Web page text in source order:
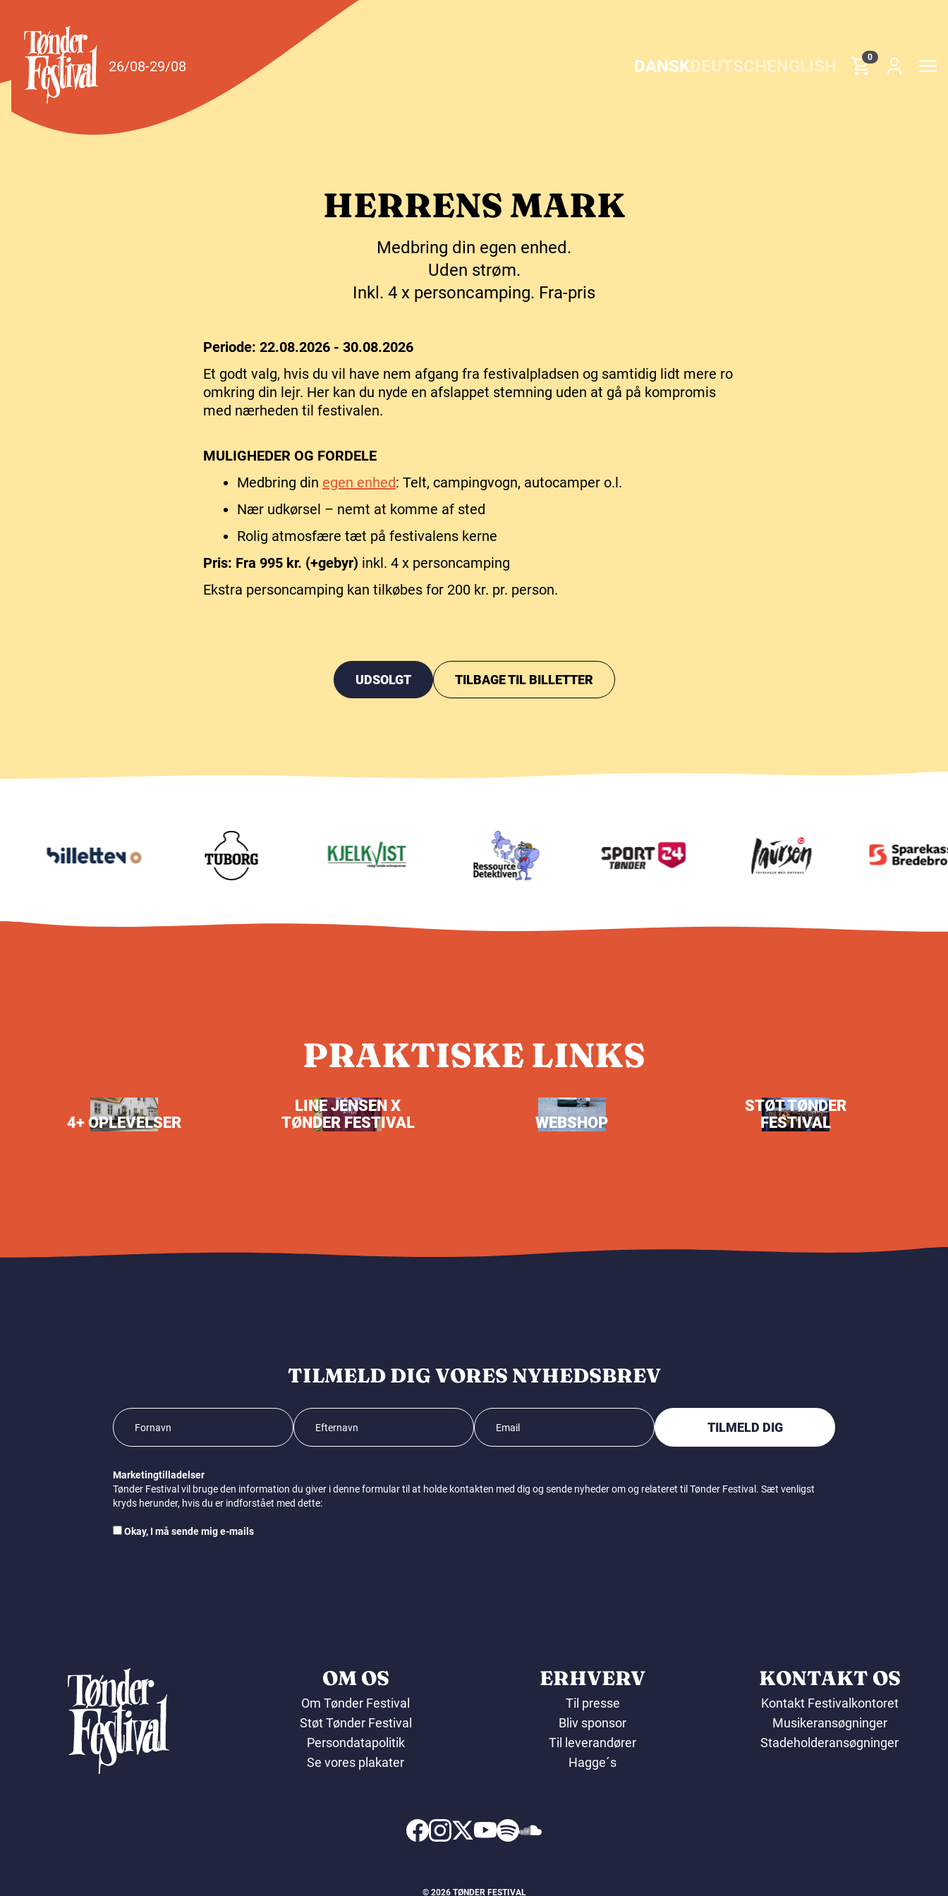
26/08-29/08 DANSKDEUTSCHENGLISH 0
HERRENS MARK
Medbring din egen enhed.
Uden strøm.
Inkl. 4 x personcamping. Fra-pris
Periode: 22.08.2026 - 30.08.2026
Et godt valg, hvis du vil have nem afgang fra festivalpladsen og samtidig lidt mere ro
omkring din lejr. Her kan du nyde en afslappet stemning uden at gå på kompromis
med nærheden til festivalen.
MULIGHEDER OG FORDELE
Medbring din egen enhed: Telt, campingvogn, autocamper o.l.
Nær udkørsel – nemt at komme af sted
Rolig atmosfære tæt på festivalens kerne
Pris: Fra 995 kr. (+gebyr) inkl. 4 x personcamping
Ekstra personcamping kan tilkøbes for 200 kr. pr. person.
UDSOLGT TILBAGE TIL BILLETTER
PRAKTISKE LINKS
4+ OPLEVELSER
LINE JENSEN X
TØNDER FESTIVAL
WEBSHOP
STØT TØNDER
FESTIVAL
TILMELD DIG VORES NYHEDSBREV
TILMELD DIG
Marketingtilladelser
Tønder Festival vil bruge den information du giver i denne formular til at holde kontakten med dig og sende nyheder om og relateret til Tønder Festival. Sæt venligst
kryds herunder, hvis du er indforstået med dette:
Okay, I må sende mig e-mails
OM OS
Om Tønder Festival
Støt Tønder Festival
Persondatapolitik
Se vores plakater
ERHVERV
Til presse
Bliv sponsor
Til leverandører
Hagge´s
KONTAKT OS
Kontakt Festivalkontoret
Musikeransøgninger
Stadeholderansøgninger
© 2026 TØNDER FESTIVAL